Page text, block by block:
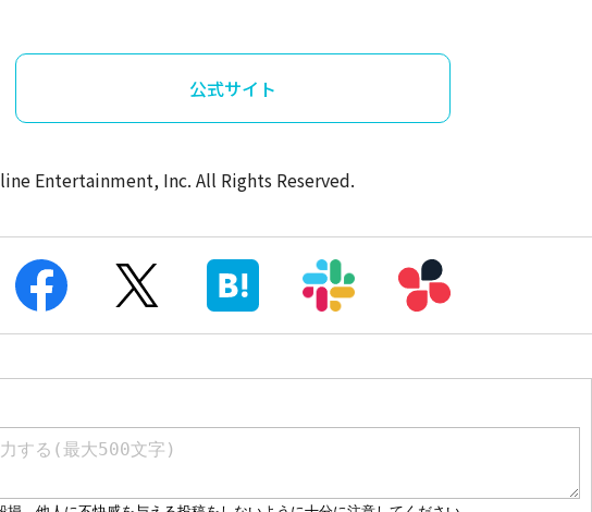
公式サイト
Entertainment, Inc. All Rights Reserved.